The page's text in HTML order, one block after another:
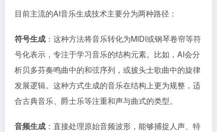
目前主流的AI音乐生成技术主要分为两种路径：
符号生成 ：这种方法将音乐转化为MIDI或钢琴卷帘等符
号化表示，专注于学习音乐的结构元素。比如，AI会分
析贝多芬奏鸣曲中的和弦序列，或披头士歌曲中的旋律
发展逻辑。这种方式生成的音乐在结构上更为规整，适
合古典音乐、爵士乐等注重和声与曲式的类型。
音频生成 ：直接处理原始音频波形，能够捕捉人声、特